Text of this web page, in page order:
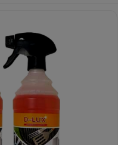
CENA NIE
KOSZTÓW